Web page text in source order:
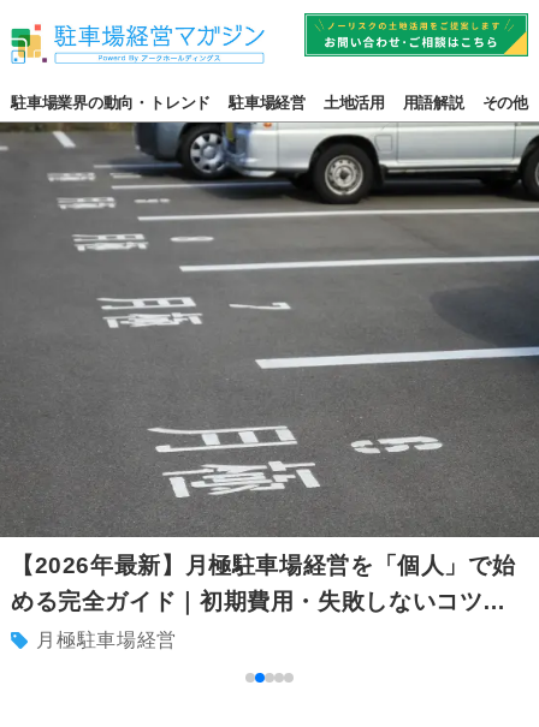
駐車場業界の動向・トレンド 駐車場経営 土地活用 用語解説 その他
【2026年最新】月極駐車場経営を「個人」で始
める完全ガイド｜初期費用・失敗しないコツ・
安定収益への道
月極駐車場経営